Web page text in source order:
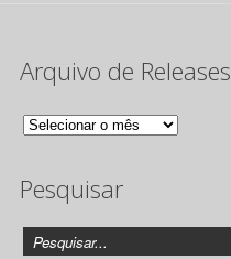
Arquivo de Releases
Arquivo
Releases
Pesquisar